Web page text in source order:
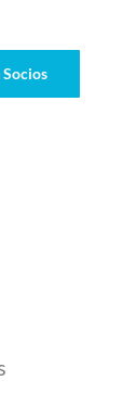
Socios